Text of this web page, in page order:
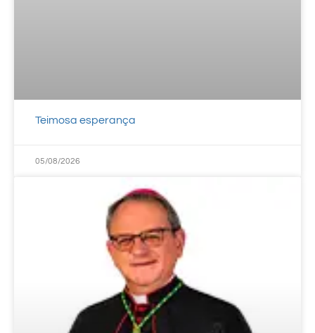
Teimosa esperança
05/08/2026